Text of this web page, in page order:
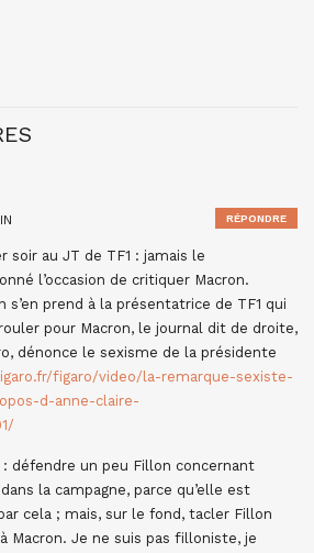
soir au JT de TF1 : jamais le
l’occasion de critiquer Macron.
s’en prend à la présentatrice de TF1 qui
pour Macron, le journal dit de droite,
dénonce le sexisme de la présidente
figaro/video/la-remarque-sexiste-
d-anne-claire-
défendre un peu Fillon concernant
la campagne, parce qu’elle est
cela ; mais, sur le fond, tacler Fillon
Macron. Je ne suis pas filloniste, je
RÉPONDRE